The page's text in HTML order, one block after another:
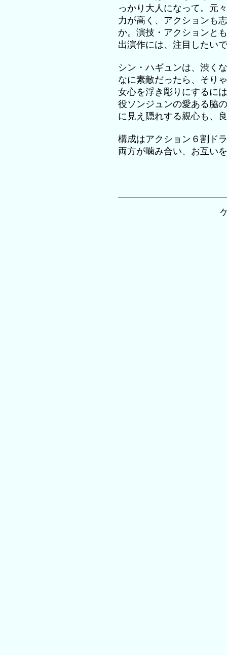
っかり大人になって。元
力が高く、アクションも
か。演技・アクションと
出演作には、注目したい
シン・ハギュンは、渋く
なに素敵だったら、そり
女心を浮き彫りにするに
役ソンジュンの愛ある脇
に見え隠れする親心も、
構成はアクション６割ド
両方が噛み合い、お互い